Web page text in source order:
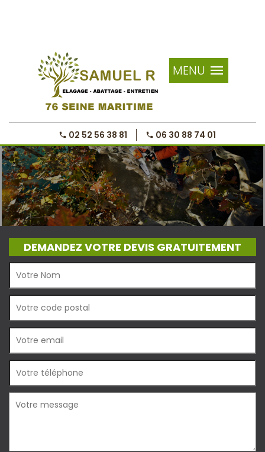
MENU
02 52 56 38 81 06 30 88 74 01
DEMANDEZ VOTRE DEVIS GRATUITEMENT